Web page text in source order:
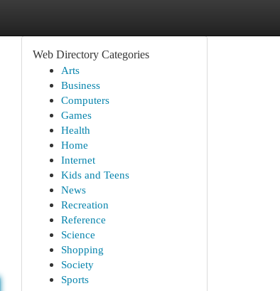
Web Directory Categories
Arts
Business
Computers
Games
Health
Home
Internet
Kids and Teens
News
Recreation
Reference
Science
Shopping
Society
Sports